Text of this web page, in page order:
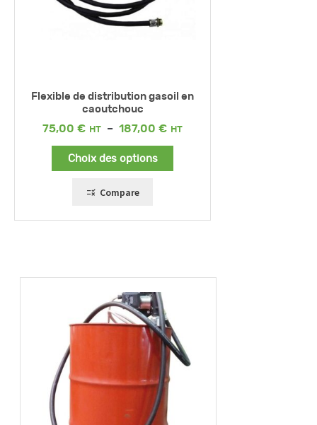
Flexible de distribution gasoil en
caoutchouc
75,00 € – 187,00 €
Plage
Choix des options
Compare